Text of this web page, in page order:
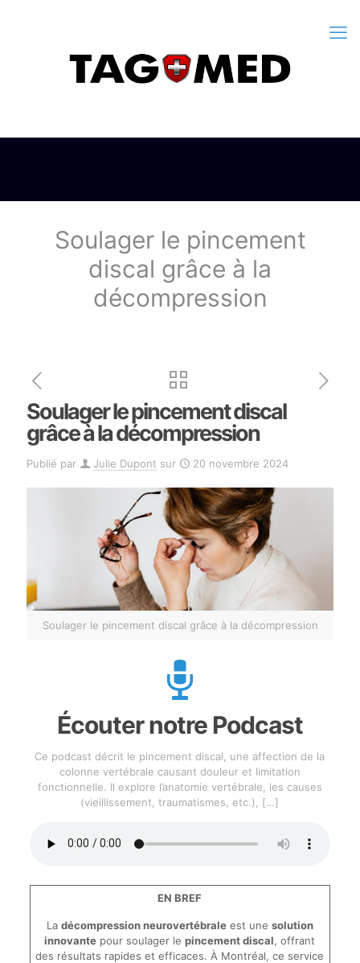
Soulager le pincement
discal grâce à la
décompression
Soulager le pincement discal
grâce à la décompression
Publié par Julie Dupont sur 20 novembre 2024
Soulager le pincement discal grâce à la décompression
Écouter notre Podcast
Ce podcast décrit le pincement discal, une affection de la
colonne vertébrale causant douleur et limitation
fonctionnelle. Il explore l’anatomie vertébrale, les causes
(vieillissement, traumatismes, etc.),
[…]
EN BREF
La décompression neurovertébraleest une solution
innovante pour soulager lepincement discal, offrant
des résultats rapides et efficaces. À Montréal, ce service